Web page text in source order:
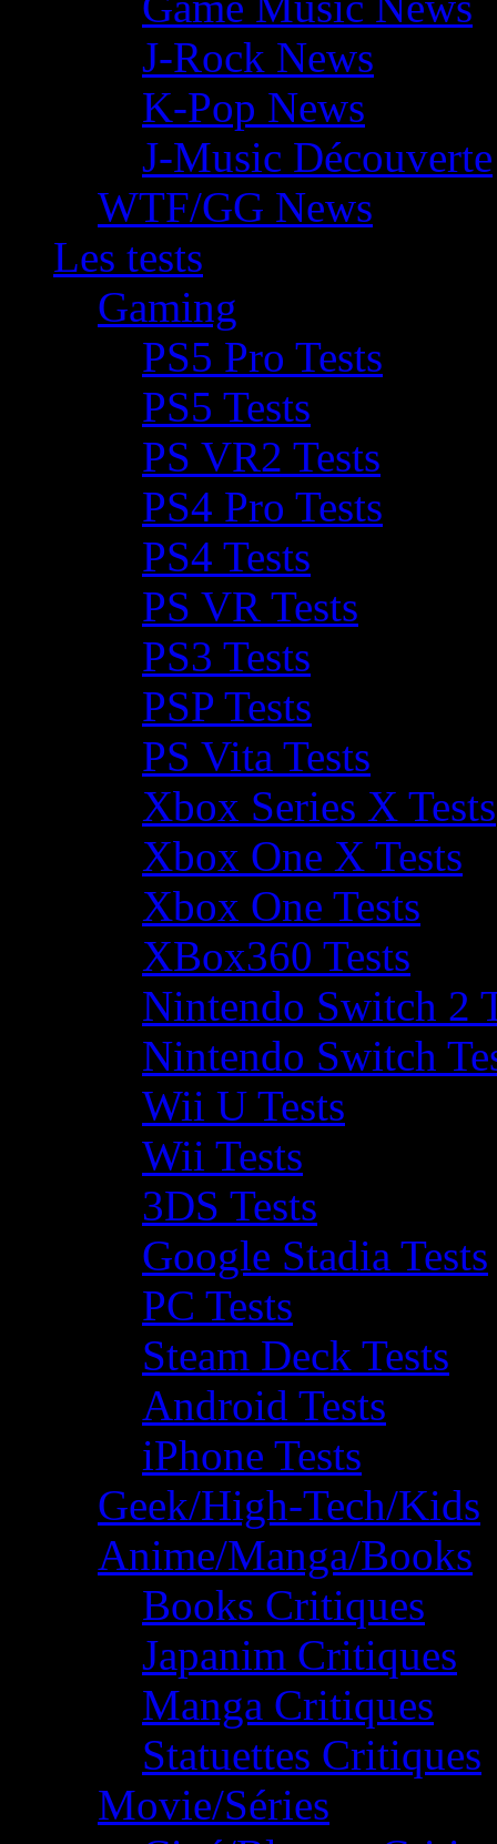
J-Rock News
K-Pop News
J-Music Découverte
WTF/GG News
Les tests
Gaming
PS5 Pro Tests
PS5 Tests
PS VR2 Tests
PS4 Pro Tests
PS4 Tests
PS VR Tests
PS3 Tests
PSP Tests
PS Vita Tests
Xbox Series X Tests
Xbox One X Tests
Xbox One Tests
XBox360 Tests
Nintendo Switch 2
Nintendo Switch
Wii U Tests
Wii Tests
3DS Tests
Google Stadia Tests
PC Tests
Steam Deck Tests
Android Tests
iPhone Tests
Geek/High-Tech/Kids
Anime/Manga/Books
Books Critiques
Japanim Critiques
Manga Critiques
Statuettes Critiques
Movie/Séries